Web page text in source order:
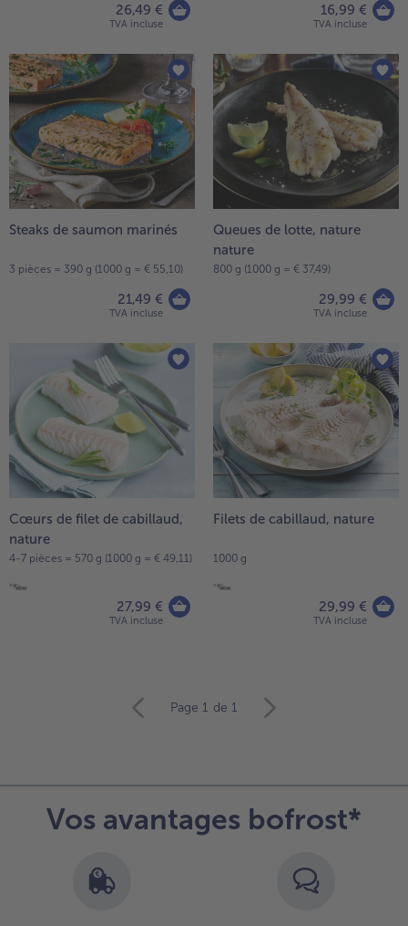
26,49 €
TVA incluse
16,99 €
TVA incluse
Steaks de saumon marinés
3 pièces = 390 g (1000 g = € 55,10)
21,49 €
TVA incluse
Queues de lotte, nature
nature
800 g (1000 g = € 37,49)
29,99 €
TVA incluse
Cœurs de filet de cabillaud,
nature
4-7 pièces = 570 g (1000 g = € 49,11)
27,99 €
TVA incluse
Filets de cabillaud, nature
1000 g
29,99 €
TVA incluse
des
articles.
Page 1 de 1
Vos avantages bofrost*